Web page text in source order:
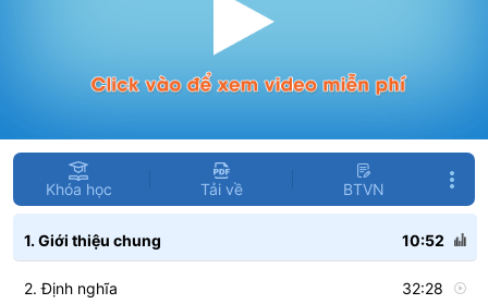
Khóa học Tải về BTVN
1. Giới thiệu chung 10:52
2. Định nghĩa 32:28